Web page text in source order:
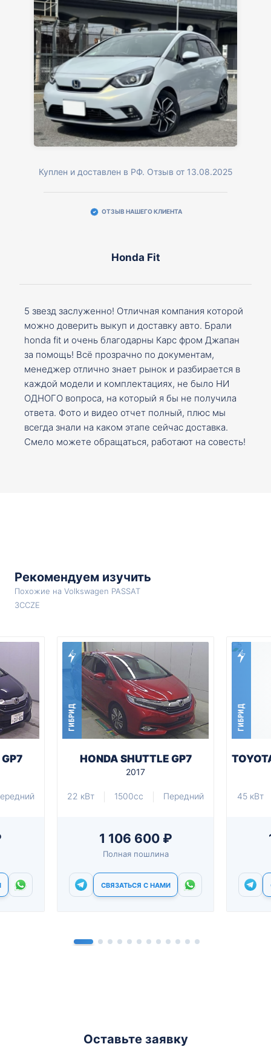
Куплен и доставлен в РФ. Отзыв от 13.08.2025
ОТЗЫВ НАШЕГО КЛИЕНТА
Honda Fit
5 звезд заслуженно! Отличная компания которой
можно доверить выкуп и доставку авто. Брали
honda fit и очень благодарны Карс фром Джапан
за помощь! Всё прозрачно по документам,
менеджер отлично знает рынок и разбирается в
каждой модели и комплектациях, не было НИ
ОДНОГО вопроса, на который я бы не получила
ответа. Фото и видео отчет полный, плюс мы
всегда знали на каком этапе сейчас доставка.
Смело можете обращаться, работают на совесть!
Рекомендуем изучить
Похожие на Volkswagen PASSAT
3CCZE
ГИБРИД
HONDA SHUTTLE GP7
2017
22 кВт 1500cc Передний
1 106 600 ₽
Полная пошлина
СВЯЗАТЬСЯ С НАМИ
ГИБРИД
45 кВт
Оставьте заявку